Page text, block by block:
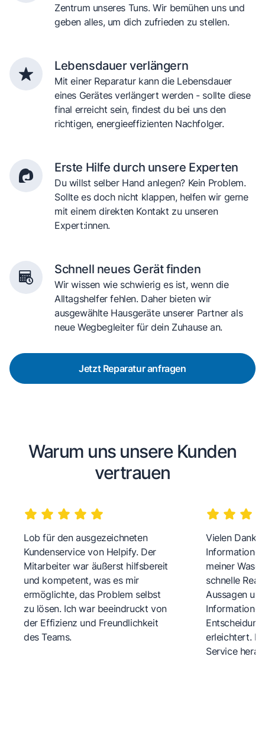
Zentrum unseres Tuns. Wir bemühen uns und
geben alles, um dich zufrieden zu stellen.
Lebensdauer verlängern
Mit einer Reparatur kann die Lebensdauer
eines Gerätes verlängert werden - sollte diese
final erreicht sein, findest du bei uns den
richtigen, energieeffizienten Nachfolger.
Erste Hilfe durch unsere Experten
Du willst selber Hand anlegen? Kein Problem.
Sollte es doch nicht klappen, helfen wir gerne
mit einem direkten Kontakt zu unseren
Expert:innen.
Schnell neues Gerät finden
Wir wissen wie schwierig es ist, wenn die
Alltagshelfer fehlen. Daher bieten wir
ausgewählte Hausgeräte unserer Partner als
neue Wegbegleiter für dein Zuhause an.
Jetzt Reparatur anfragen
Warum uns unsere Kunden
vertrauen
Lob für den ausgezeichneten
Kundenservice von Helpify. Der
Mitarbeiter war äußerst hilfsbereit
und kompetent, was es mir
ermöglichte, das Problem selbst
zu lösen. Ich war beeindruckt von
der Effizienz und Freundlichkeit
des Teams.
Vielen Dank
meiner
schnelle
Aussagen
erleichtert.
Service